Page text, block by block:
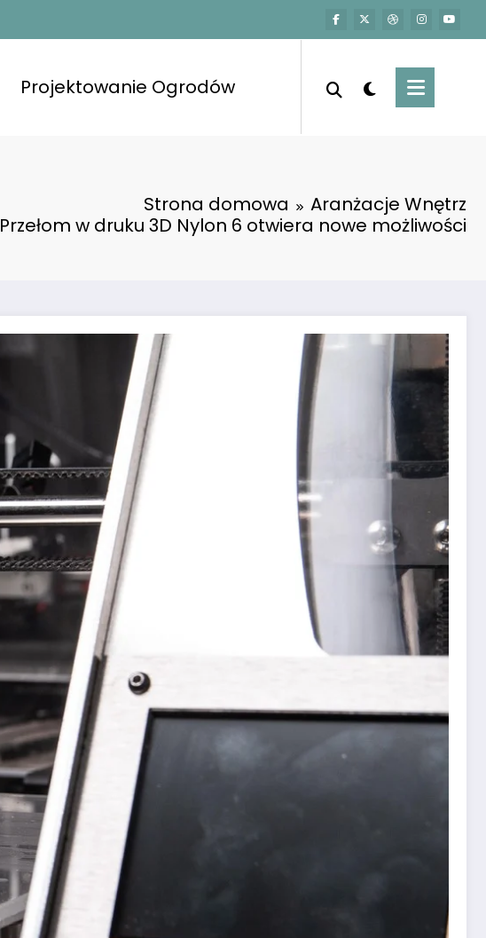
Projektowanie Ogrodów
Strona domowa
Aranżacje Wnętrz
Przełom w druku 3D Nylon 6 otwiera nowe możliwości